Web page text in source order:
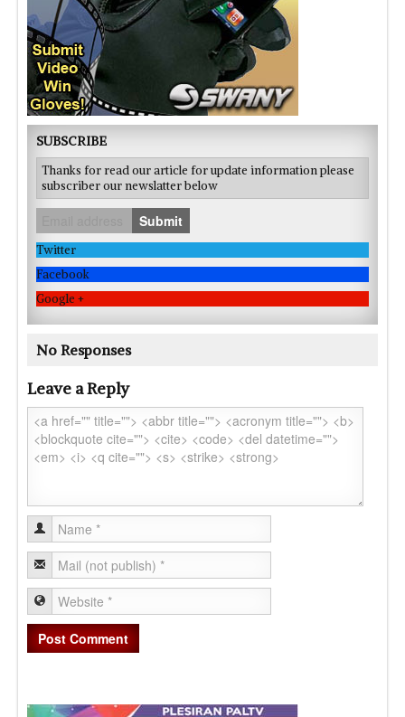
SUBSCRIBE
Thanks for read our article for update information please
subscriber our newslatter below
Submit
Twitter
Facebook
Google +
No Responses
Leave a Reply